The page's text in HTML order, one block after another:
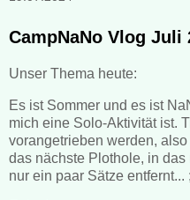
CampNaNo Vlog Juli
Unser Thema heute:
Es ist Sommer und es ist
mich eine Solo-Aktivität ist.
vorangetrieben werden,
das nächste Plothole, in
nur ein paar Sätze entfernt...